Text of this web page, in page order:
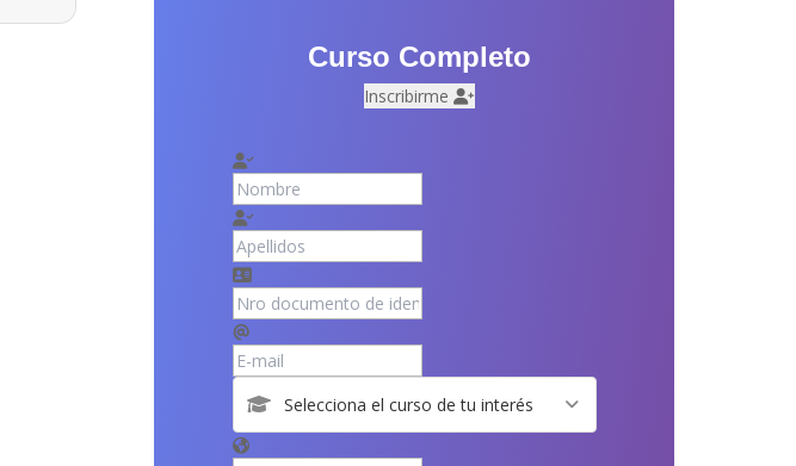
Curso Completo
Inscribirme